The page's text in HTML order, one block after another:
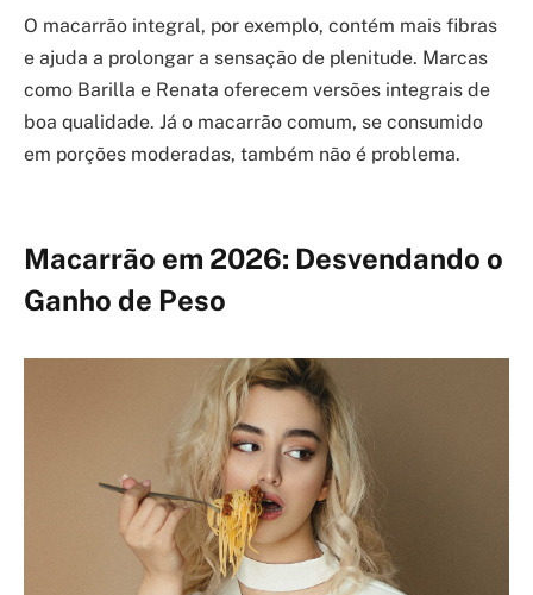
O macarrão integral, por exemplo, contém mais fibras
e ajuda a prolongar a sensação de plenitude. Marcas
como Barilla e Renata oferecem versões integrais de
boa qualidade. Já o macarrão comum, se consumido
em porções moderadas, também não é problema.
Macarrão em 2026: Desvendando o
Ganho de Peso